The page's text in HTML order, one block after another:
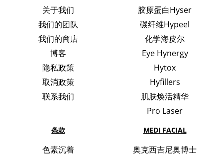
关于我们
我们的团队
我们的商店
博客
隐私政策
取消政策
联系我们
胶原蛋白Hyser
碳纤维Hypeel
化学海皮尔
Eye Hynergy
Hytox
Hyfillers
肌肤焕活精华
Pro Laser
条款
色素沉着
MEDI FACIAL
奥克西吉尼奥博士